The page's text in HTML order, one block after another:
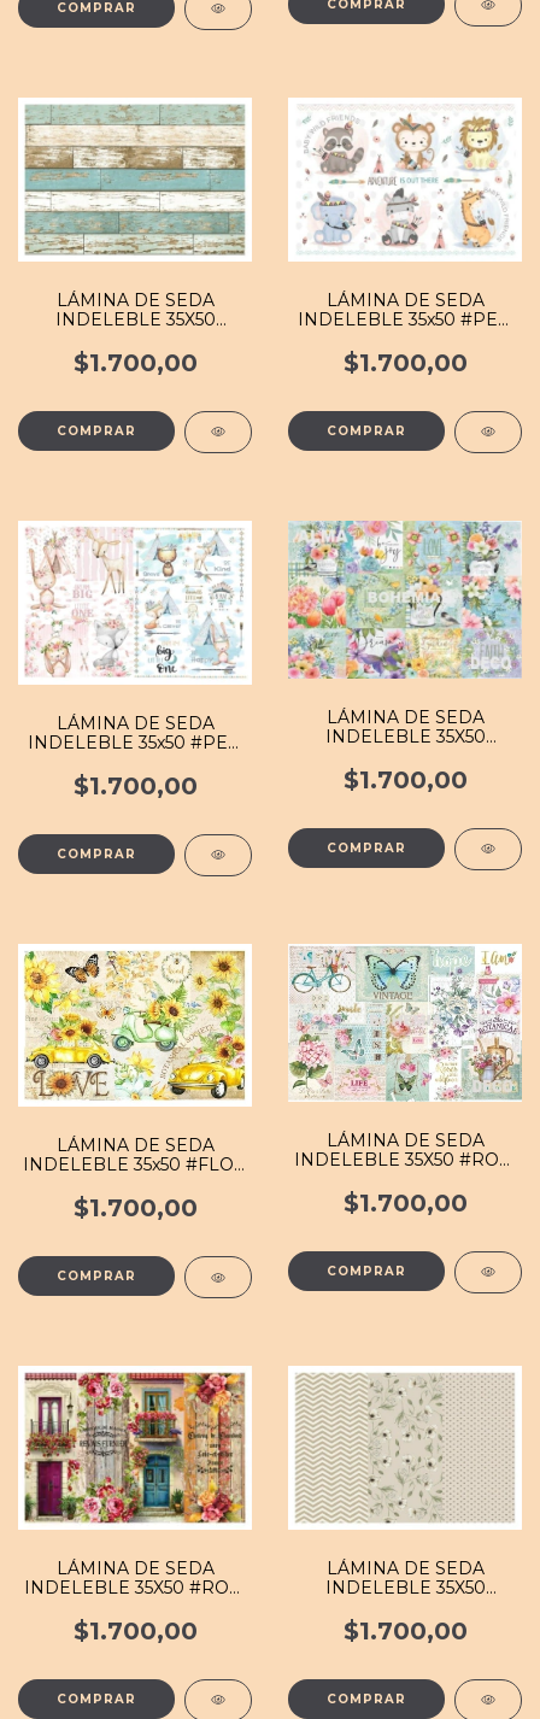
LÁMINA DE SEDA
INDELEBLE 35X50
$1.700,00
LÁMINA DE SEDA
INDELEBLE 35x50 #PEQ
$1.700,00
LÁMINA DE SEDA
INDELEBLE 35x50 #PEQ
$1.700,00
LÁMINA DE SEDA
INDELEBLE 35X50
$1.700,00
LÁMINA DE SEDA
INDELEBLE 35x50 #FLOR
$1.700,00
LÁMINA DE SEDA
INDELEBLE 35X50 #ROM
$1.700,00
LÁMINA DE SEDA
INDELEBLE 35X50 #ROM
$1.700,00
LÁMINA DE SEDA
INDELEBLE 35X50
$1.700,00